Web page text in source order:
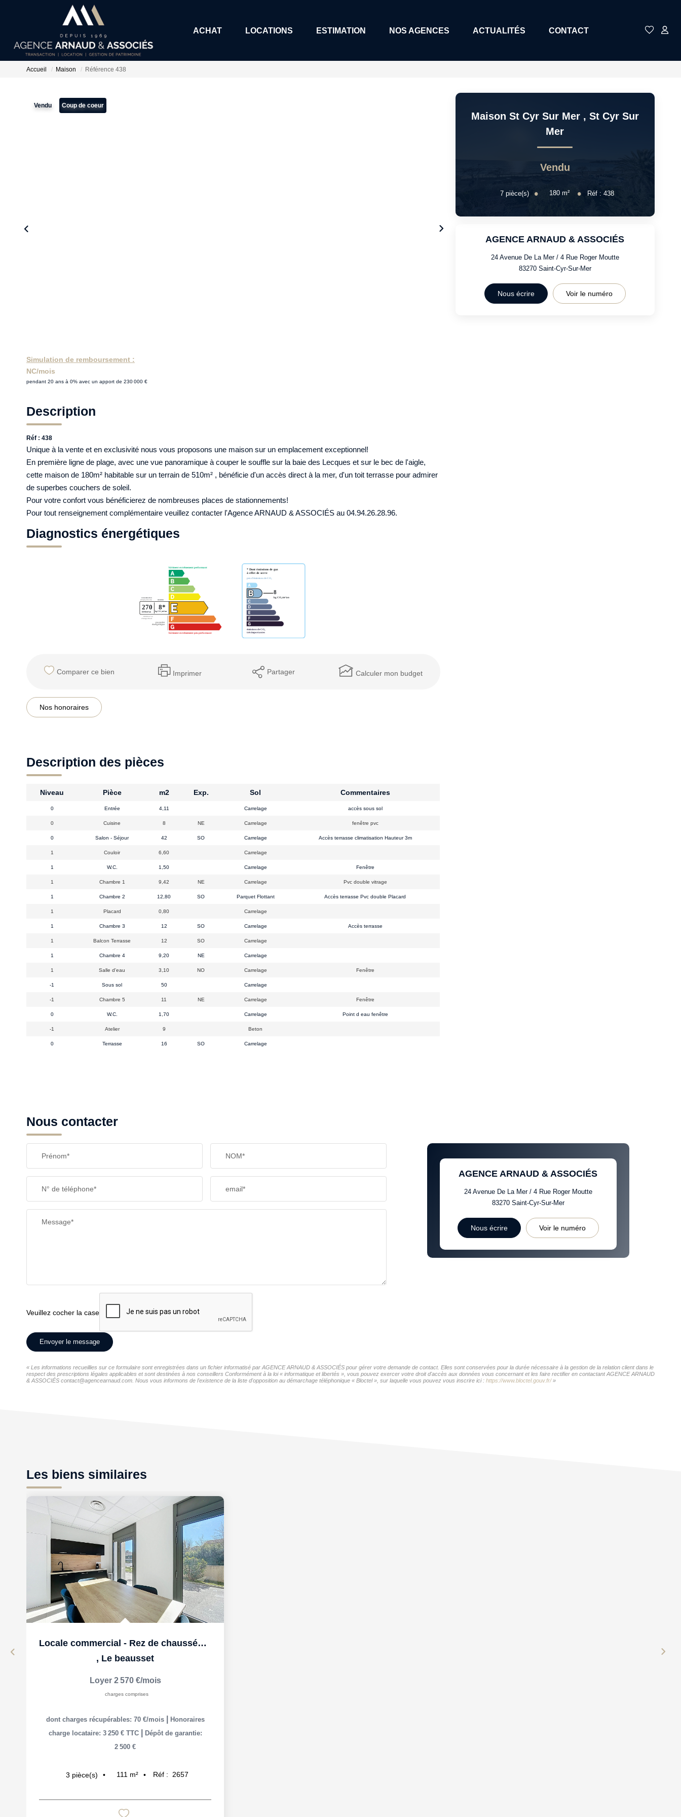
ACHAT LOCATIONS ESTIMATION NOS AGENCES ACTUALITÉS CONTACT
Accueil Maison Référence 438
Vendu Coup de coeur
Simulation de remboursement :
NC/mois
pendant 20 ans à 0% avec un apport de 230 000 €
Description
Réf : 438
Unique à la vente et en exclusivité nous vous proposons une maison sur un emplacement exceptionnel!
En première ligne de plage, avec une vue panoramique à couper le souffle sur la baie des Lecques et sur le bec de l'aigle,
cette maison de 180m² habitable sur un terrain de 510m² , bénéficie d'un accès direct à la mer, d'un toit terrasse pour admirer
de superbes couchers de soleil.
Pour votre confort vous bénéficierez de nombreuses places de stationnements!
Pour tout renseignement complémentaire veuillez contacter l'Agence ARNAUD & ASSOCIÉS au 04.94.26.28.96.
Diagnostics énergétiques
Comparer ce bien Imprimer Partager Calculer mon budget
Nos honoraires
Description des pièces
Niveau Pièce m2 Exp. Sol Commentaires
0 Entrée 4,11 Carrelage accès sous sol
0 Cuisine 8 NE Carrelage fenêtre pvc
0 Salon - Séjour 42 SO Carrelage Accès terrasse climatisation Hauteur 3m
1 Couloir 6,60 Carrelage
1 W.C. 1,50 Carrelage Fenêtre
1 Chambre 1 9,42 NE Carrelage Pvc double vitrage
1 Chambre 2 12,80 SO Parquet Flottant Accès terrasse Pvc double Placard
1 Placard 0,80 Carrelage
1 Chambre 3 12 SO Carrelage Accès terrasse
1 Balcon Terrasse 12 SO Carrelage
1 Chambre 4 9,20 NE Carrelage
1 Salle d'eau 3,10 NO Carrelage Fenêtre
-1 Sous sol 50 Carrelage
-1 Chambre 5 11 NE Carrelage Fenêtre
0 W.C. 1,70 Carrelage Point d eau fenêtre
-1 Atelier 9 Beton
0 Terrasse 16 SO Carrelage
Maison St Cyr Sur Mer , St Cyr Sur
Mer
Vendu
7 pièce(s) 180 m² Réf : 438
AGENCE ARNAUD & ASSOCIÉS
24 Avenue De La Mer / 4 Rue Roger Moutte
83270 Saint-Cyr-Sur-Mer
Nous écrire Voir le numéro
Nous contacter
Prénom* NOM*
N° de téléphone* email*
Message*
Veuillez cocher la case
Envoyer le message
AGENCE ARNAUD & ASSOCIÉS
24 Avenue De La Mer / 4 Rue Roger Moutte
83270 Saint-Cyr-Sur-Mer
Nous écrire Voir le numéro
« Les informations recueillies sur ce formulaire sont enregistrées dans un fichier informatisé par AGENCE ARNAUD & ASSOCIÉS pour gérer votre demande de contact. Elles sont conservées pour la durée nécessaire à la gestion de la relation client dans le
respect des prescriptions légales applicables et sont destinées à nos conseillers Conformément à la loi « informatique et libertés », vous pouvez exercer votre droit d'accès aux données vous concernant et les faire rectifier en contactant AGENCE ARNAUD
& ASSOCIÉS contact@agencearnaud.com. Nous vous informons de l'existence de la liste d'opposition au démarchage téléphonique « Bloctel », sur laquelle vous pouvez vous inscrire ici : https://www.bloctel.gouv.fr/»
Les biens similaires
Locale commercial - Rez de chaussée - Le Beausset
, Le beausset
Loyer 2 570 €/mois
charges comprises
dont charges récupérables: 70 €/mois
Honoraires
charge locataire: 3 250 € TTC
Dépôt de garantie:
2 500 €
3 pièce(s) 111 m² Réf : 2657